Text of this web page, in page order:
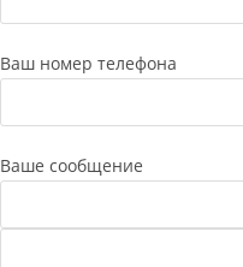
Ваш номер телефона
Ваше сообщение